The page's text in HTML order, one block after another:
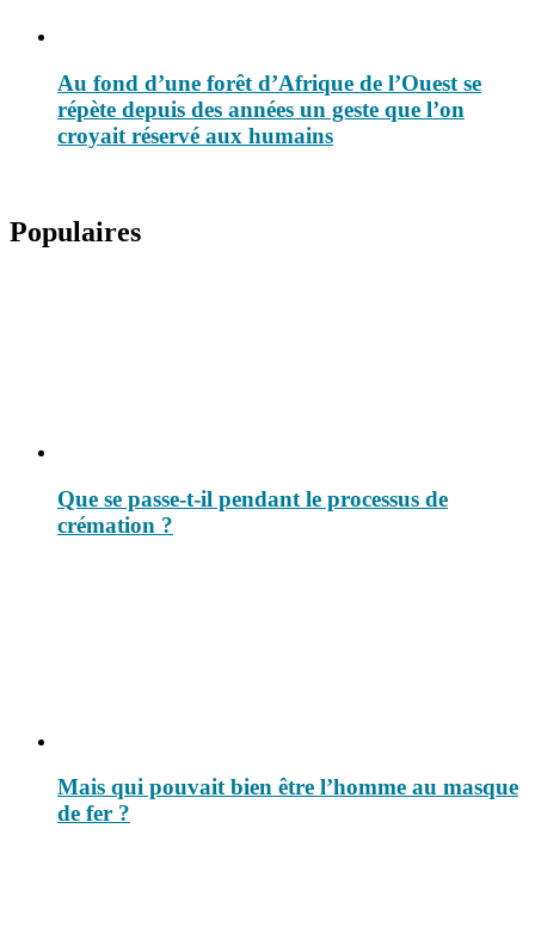
Au fond d’une forêt d’Afrique de l’Ouest se
répète depuis des années un geste que l’on
croyait réservé aux humains
Populaires
Que se passe-t-il pendant le processus de
crémation ?
Mais qui pouvait bien être l’homme au masque
de fer ?